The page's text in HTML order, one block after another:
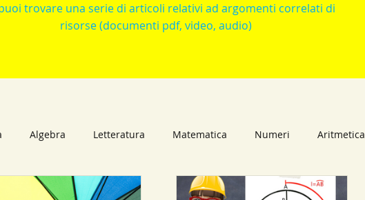
trovare una serie di articoli relativi ad argomenti correlati di
risorse (documenti pdf, video, audio)
Algebra Letteratura Matematica Numeri Aritmetica
Audiolibri Il mago dei numeri Scomposizioni